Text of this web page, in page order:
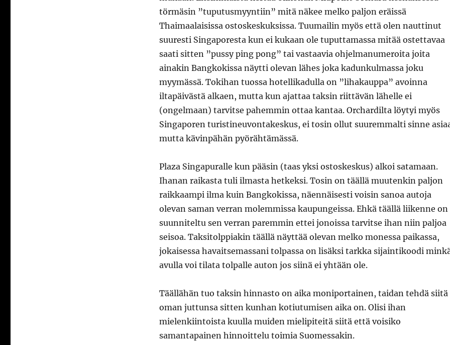
törmäsin ”tuputusmyyntiin” mitä näkee melko paljon eräissä
Thaimaalaisissa ostoskeskuksissa. Tuumailin myös että olen nauttinut
suuresti Singaporesta kun ei kukaan ole tuputtamassa mitää ostettavaa
saati sitten ”pussy ping pong” tai vastaavia ohjelmanumeroita joita
ainakin Bangkokissa näytti olevan lähes joka kadunkulmassa joku
myymässä. Tokihan tuossa hotellikadulla on ”lihakauppa” avoinna
iltapäivästä alkaen, mutta kun ajattaa taksin riittävän lähelle ei
(ongelmaan) tarvitse pahemmin ottaa kantaa. Orchardilta löytyi myös
Singaporen turistineuvontakeskus, ei tosin ollut suuremmalti sinne
mutta kävinpähän pyörähtämässä.
Plaza Singapuralle kun pääsin (taas yksi ostoskeskus) alkoi satamaan.
Ihanan raikasta tuli ilmasta hetkeksi. Tosin on täällä muutenkin paljon
raikkaampi ilma kuin Bangkokissa, näennäisesti voisin sanoa autoja
olevan saman verran molemmissa kaupungeissa. Ehkä täällä liikenne on
suunniteltu sen verran paremmin ettei jonoissa tarvitse ihan niin paljoa
seisoa. Taksitolppiakin täällä näyttää olevan melko monessa paikassa,
jokaisessa havaitsemassani tolpassa on lisäksi tarkka sijaintikoodi
avulla voi tilata tolpalle auton jos siinä ei yhtään ole.
Täällähän tuo taksin hinnasto on aika moniportainen, taidan tehdä siitä
oman juttunsa sitten kunhan kotiutumisen aika on. Olisi ihan
mielenkiintoista kuulla muiden mielipiteitä siitä että voisiko
samantapainen hinnoittelu toimia Suomessakin.